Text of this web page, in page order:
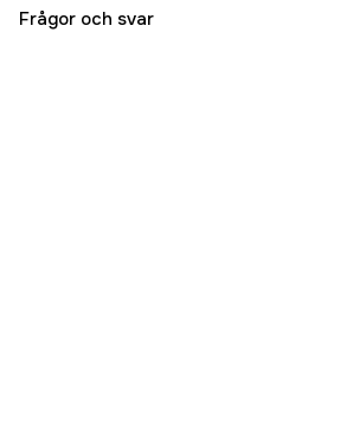
Referensnummer
Frågor och svar